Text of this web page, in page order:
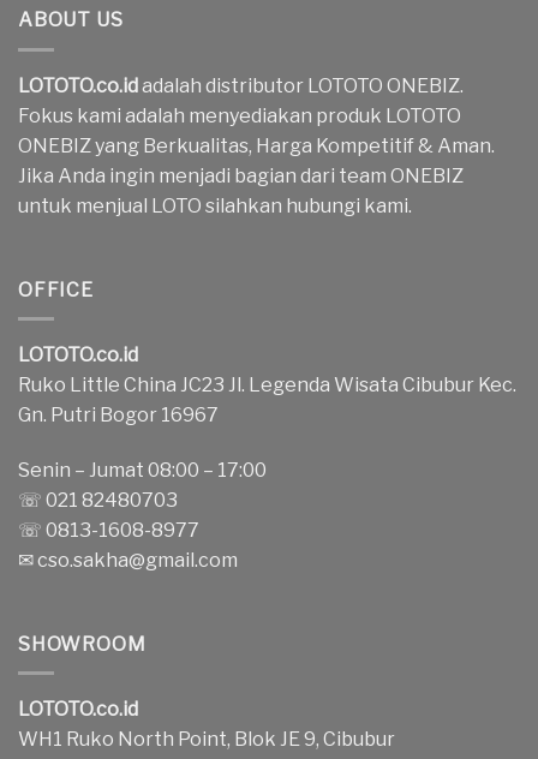
ABOUT US
LOTOTO.co.idadalah distributor LOTOTO ONEBIZ.
Fokus kami adalah menyediakan produk LOTOTO
ONEBIZ yang Berkualitas, Harga Kompetitif & Aman.
Jika Anda ingin menjadi bagian dari team ONEBIZ
untuk menjual LOTO silahkan hubungi kami.
OFFICE
LOTOTO.co.id
Ruko Little China JC23 Jl. Legenda Wisata Cibubur Kec.
Gn. Putri Bogor 16967
Senin – Jumat 08:00 – 17:00
☏ 021 82480703
☏ 0813-1608-8977
✉cso.sakha@gmail.com
SHOWROOM
LOTOTO.co.id
WH1 Ruko North Point, Blok JE 9, Cibubur